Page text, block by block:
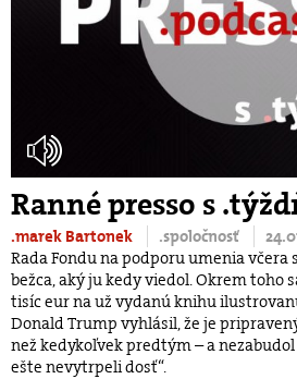
Ranné presso s
.marek Bartonek .spoločnosť
Rada Fondu na podporu umenia
bežca, aký ju kedy viedol. Okrem toho
tisíc eur na už vydanú knihu
Donald Trump vyhlásil, že je
než kedykoľvek predtým – a
ešte nevytrpeli dosť“.